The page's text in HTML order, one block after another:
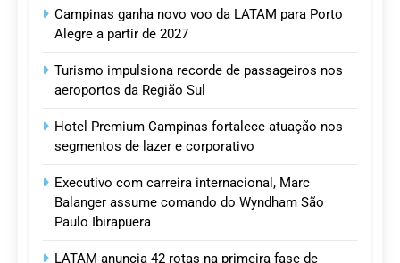
Campinas ganha novo voo da LATAM para Porto
Alegre a partir de 2027
Turismo impulsiona recorde de passageiros nos
aeroportos da Região Sul
Hotel Premium Campinas fortalece atuação nos
segmentos de lazer e corporativo
Executivo com carreira internacional, Marc
Balanger assume comando do Wyndham São
Paulo Ibirapuera
LATAM anuncia 42 rotas na primeira fase de